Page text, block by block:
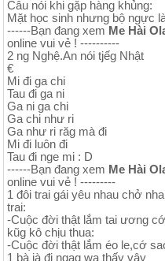
Câu nói khi gặp hàng khủng:
Mặt học sinh nhưng bộ ngực
------Bạn đang xem Me Hài
online vui vẻ ! ----------
2 ng Nghệ.An nói tjếg Nhật
€
Mi đi ga chi
Tau đi ga ni
Ga ni ga chi
Ga chi như ri
Ga như ri răg mà đi
Mi đi luôn đi
Tau đi nge mi : D
------Bạn đang xem Me Hài
online vui vẻ ! ---------
1 đôi trai gái yêu nhau chở
trai:
-Cuộc đời thật lắm tai ương
kũg kô chịu thua:
-Cuộc đời thật lắm éo le,cớ
1 bà jà đi ngag wa thấy vậy